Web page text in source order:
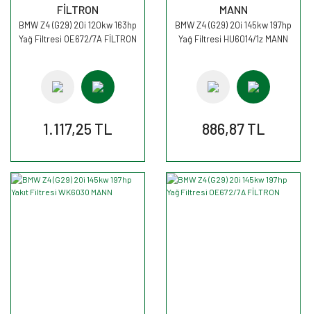
FİLTRON
BMW Z4 (G29) 20i 120kw 163hp
Yağ Filtresi OE672/7A FİLTRON
1.117,25 TL
MANN
BMW Z4 (G29) 20i 145kw 197hp
Yağ Filtresi HU6014/1z MANN
886,87 TL